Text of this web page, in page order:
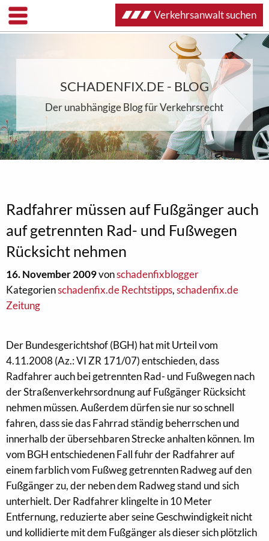
SCHADENFIX.DE - BLOG
Der unabhängige Blog für Verkehrsrecht
Radfahrer müssen auf Fußgänger auch
auf getrennten Rad- und Fußwegen
Rücksicht nehmen
16. November 2009vonschadenfixblogger
Kategorienschadenfix.de Rechtstipps,schadenfix.de
Zeitung
Der Bundesgerichtshof (BGH) hat mit Urteil vom
4.11.2008 (Az.: VI ZR 171/07) entschieden, dass
Radfahrer auch bei getrennten Rad- und Fußwegen nach
der Straßenverkehrsordnung auf Fußgänger Rücksicht
nehmen müssen. Außerdem dürfen sie nur so schnell
fahren, dass sie das Fahrrad ständig beherrschen und
innerhalb der übersehbaren Strecke anhalten können. Im
vom BGH entschiedenen Fall fuhr der Radfahrer auf
einem farblich vom Fußweg getrennten Radweg auf den
Fußgänger zu, der neben dem Radweg stand und sich
unterhielt. Der Radfahrer klingelte in 10 Meter
Entfernung, reduzierte aber seine Geschwindigkeit nicht
und kollidierte mit dem Fußgänger als dieser sich plötzlich
Verkehrsanwalt suchen